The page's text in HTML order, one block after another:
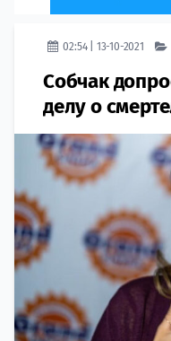
02:54 | 13-10-2021
Собчак
делу о